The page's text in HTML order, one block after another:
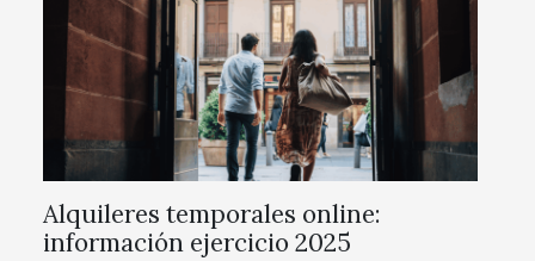
Alquileres temporales online:
información ejercicio 2025